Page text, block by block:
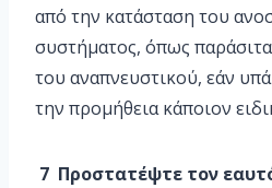
από την κατάσταση του
συστήματος, όπως παράσιτα
του αναπνευστικού, εάν
την προμήθεια κάποιον
7 Προστατέψτε τον